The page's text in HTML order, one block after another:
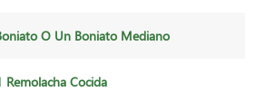
O Un Boniato Mediano
Remolacha Cocida